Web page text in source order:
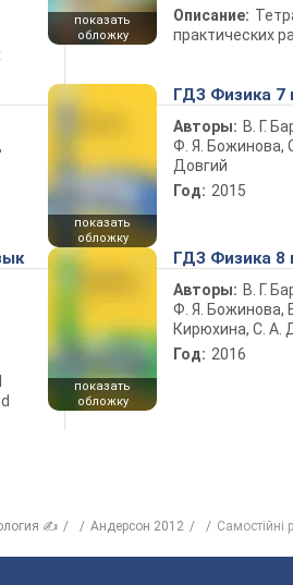
показать
обложку
Описание:
практических
показать
обложку
ГДЗ Физика 7
Авторы: В. Г.
Ф. Я. Божинова,
Довгий
Год: 2015
показать
обложку
ГДЗ Физика 8
Авторы: В. Г.
Ф. Я. Божинова,
Кирюхина, С. А.
Год: 2016
✍ Андерсон 2012 Самостійні